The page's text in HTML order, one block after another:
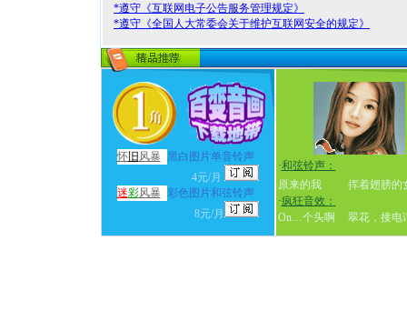
*遵守《互联网电子公告服务管理规定》
*遵守《全国人大常委会关于维护互联网安全的规定》
怀旧 风暴
黑白图片单音铃声
4元/月
迷彩风暴 彩色图片和弦铃声
8元/月
·和弦铃声：
原来的我
挥着翅膀的
·疯狂音效：
On…个头啊
翠花，接